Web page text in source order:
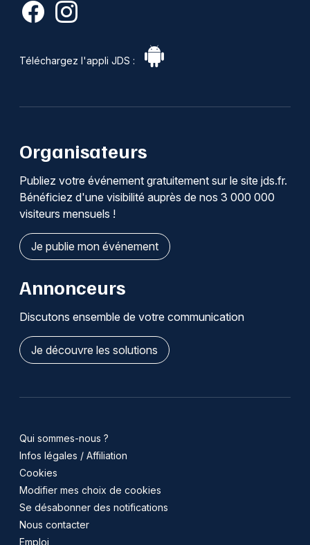
Téléchargez l'appli JDS :
Organisateurs
Publiez votre événement gratuitement sur le site jds.fr.
Bénéficiez d'une visibilité auprès de nos 3 000 000
visiteurs mensuels !
Je publie mon événement
Annonceurs
Discutons ensemble de votre communication
Je découvre les solutions
Qui sommes-nous ?
Infos légales / Affiliation
Cookies
Modifier mes choix de cookies
Se désabonner des notifications
Nous contacter
Emploi